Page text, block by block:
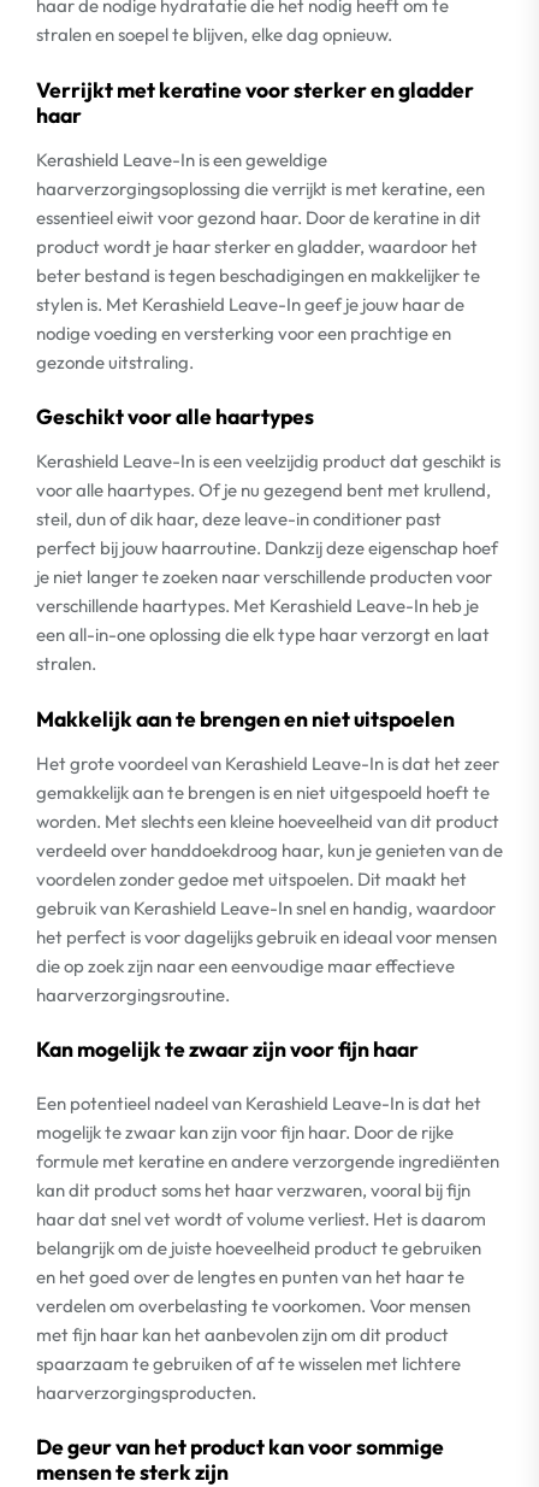
haar de nodige hydratatie die het nodig heeft om te
stralen en soepel te blijven, elke dag opnieuw.
Verrijkt met keratine voor sterker en gladder
haar
Kerashield Leave-In is een geweldige
haarverzorgingsoplossing die verrijkt is met keratine, een
essentieel eiwit voor gezond haar. Door de keratine in dit
product wordt je haar sterker en gladder, waardoor het
beter bestand is tegen beschadigingen en makkelijker te
stylen is. Met Kerashield Leave-In geef je jouw haar de
nodige voeding en versterking voor een prachtige en
gezonde uitstraling.
Geschikt voor alle haartypes
Kerashield Leave-In is een veelzijdig product dat geschikt is
voor alle haartypes. Of je nu gezegend bent met krullend,
steil, dun of dik haar, deze leave-in conditioner past
perfect bij jouw haarroutine. Dankzij deze eigenschap hoef
je niet langer te zoeken naar verschillende producten voor
verschillende haartypes. Met Kerashield Leave-In heb je
een all-in-one oplossing die elk type haar verzorgt en laat
stralen.
Makkelijk aan te brengen en niet uitspoelen
Het grote voordeel van Kerashield Leave-In is dat het zeer
gemakkelijk aan te brengen is en niet uitgespoeld hoeft te
worden. Met slechts een kleine hoeveelheid van dit product
verdeeld over handdoekdroog haar, kun je genieten van de
voordelen zonder gedoe met uitspoelen. Dit maakt het
gebruik van Kerashield Leave-In snel en handig, waardoor
het perfect is voor dagelijks gebruik en ideaal voor mensen
die op zoek zijn naar een eenvoudige maar effectieve
haarverzorgingsroutine.
Kan mogelijk te zwaar zijn voor fijn haar
Een potentieel nadeel van Kerashield Leave-In is dat het
mogelijk te zwaar kan zijn voor fijn haar. Door de rijke
formule met keratine en andere verzorgende ingrediënten
kan dit product soms het haar verzwaren, vooral bij fijn
haar dat snel vet wordt of volume verliest. Het is daarom
belangrijk om de juiste hoeveelheid product te gebruiken
en het goed over de lengtes en punten van het haar te
verdelen om overbelasting te voorkomen. Voor mensen
met fijn haar kan het aanbevolen zijn om dit product
spaarzaam te gebruiken of af te wisselen met lichtere
haarverzorgingsproducten.
De geur van het product kan voor sommige
mensen te sterk zijn